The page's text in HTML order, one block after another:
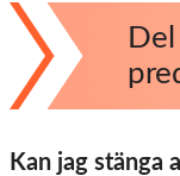
Kan jag stänga